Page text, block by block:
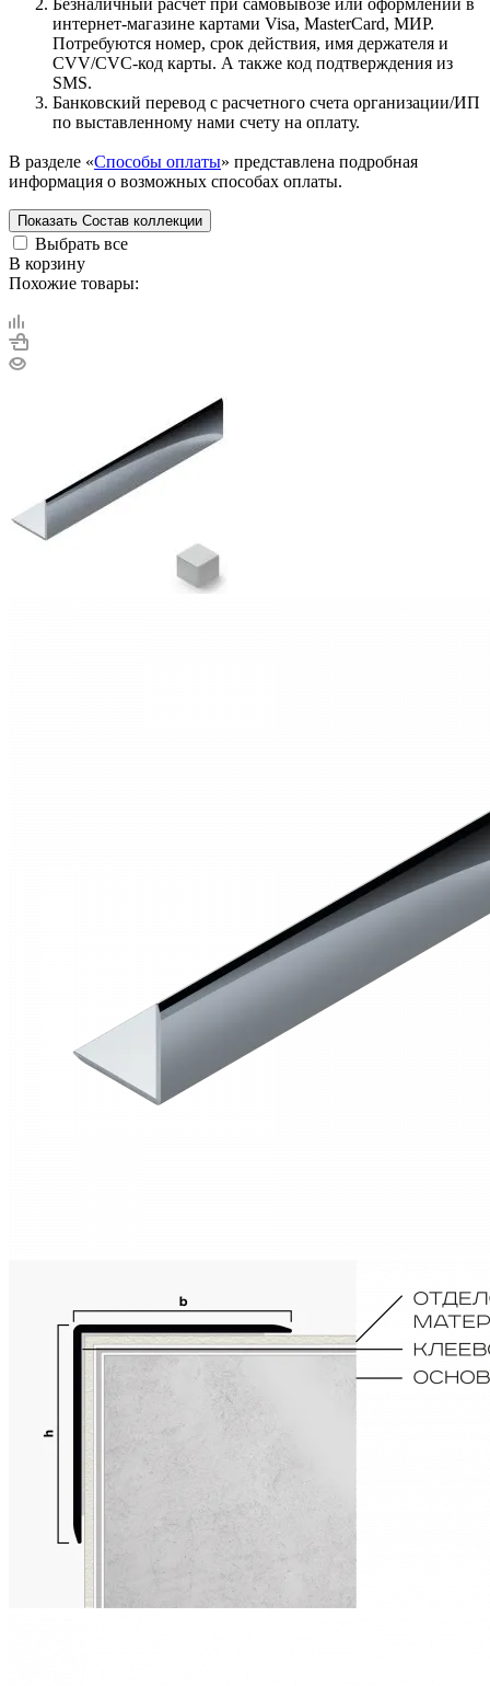
интернет-магазине картами Visa, MasterCard, МИР.
Потребуются номер, срок действия, имя держателя и
CVV/CVC-код карты. А также код подтверждения из
SMS.
Банковский перевод с расчетного счета организации/ИП
по выставленному нами счету на оплату.
В разделе «Способы оплаты» представлена подробная
информация о возможных способах оплаты.
Показать Состав коллекции
Выбрать все
В корзину
Похожие товары: